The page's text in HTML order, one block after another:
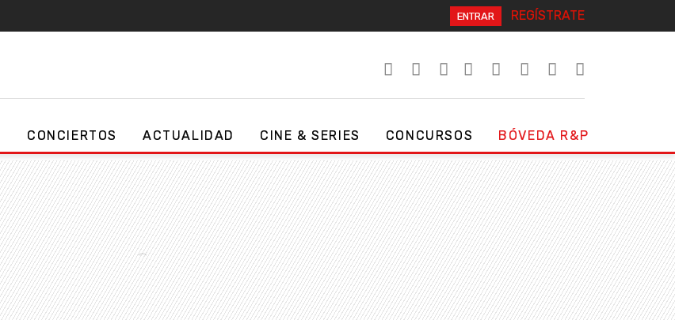
ENTRAR REGÍSTRATE
CONCIERTOS ACTUALIDAD CINE & SERIES CONCURSOS BÓVEDA R&P